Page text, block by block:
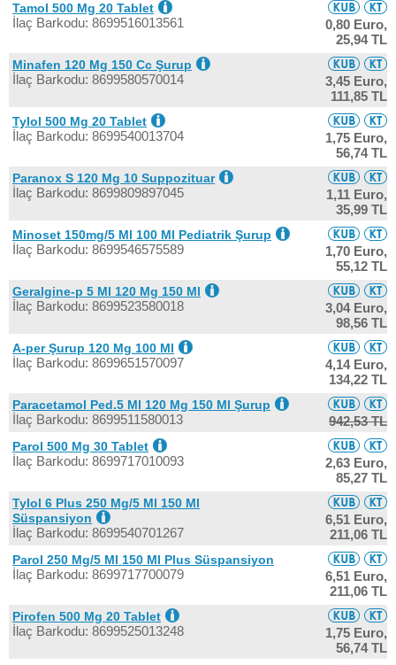
Tamol 500 Mg 20 Tablet
İlaç Barkodu: 8699516013561
0,80 Euro,
25,94 TL
Minafen 120 Mg 150 Cc Şurup
İlaç Barkodu: 8699580570014
3,45 Euro,
111,85 TL
Tylol 500 Mg 20 Tablet
İlaç Barkodu: 8699540013704
1,75 Euro,
56,74 TL
Paranox S 120 Mg 10 Suppozituar
İlaç Barkodu: 8699809897045
1,11 Euro,
35,99 TL
Minoset 150mg/5 Ml 100 Ml Pediatrik Şurup
İlaç Barkodu: 8699546575589
1,70 Euro,
55,12 TL
Geralgine-p 5 Ml 120 Mg 150 Ml
İlaç Barkodu: 8699523580018
3,04 Euro,
98,56 TL
A-per Şurup 120 Mg 100 Ml
İlaç Barkodu: 8699651570097
4,14 Euro,
134,22 TL
Paracetamol Ped.5 Ml 120 Mg 150 Ml Şurup
İlaç Barkodu: 8699511580013 942,53 TL
Parol 500 Mg 30 Tablet
İlaç Barkodu: 8699717010093
2,63 Euro,
85,27 TL
Tylol 6 Plus 250 Mg/5 Ml 150 Ml
Süspansiyon
İlaç Barkodu: 8699540701267
6,51 Euro,
211,06 TL
Parol 250 Mg/5 Ml 150 Ml Plus Süspansiyon
İlaç Barkodu: 8699717700079
6,51 Euro,
211,06 TL
Pirofen 500 Mg 20 Tablet
İlaç Barkodu: 8699525013248
1,75 Euro,
56,74 TL